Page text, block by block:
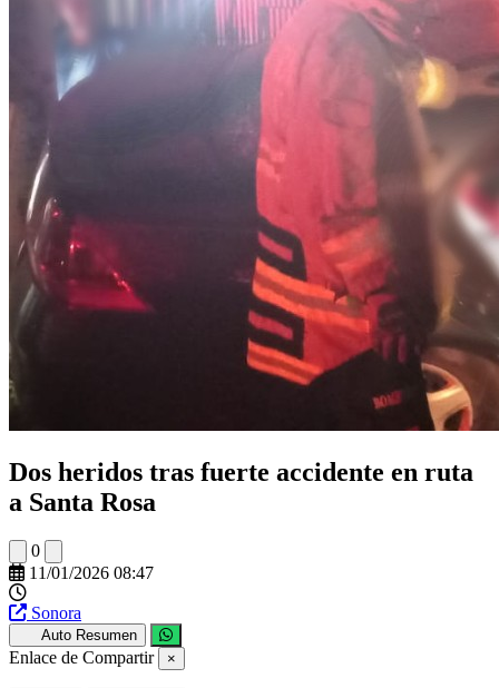
Dos heridos tras fuerte accidente en ruta
a Santa Rosa
0
11/01/2026 08:47
Sonora
Auto Resumen
Enlace de Compartir ×